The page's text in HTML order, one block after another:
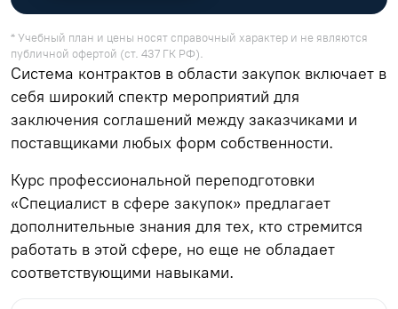
* Учебный план и цены носят справочный характер и не являются
публичной офертой (ст. 437 ГК РФ).
Система контрактов в области закупок включает в
себя широкий спектр мероприятий для
заключения соглашений между заказчиками и
поставщиками любых форм собственности.
Курс профессиональной переподготовки
«Специалист в сфере закупок» предлагает
дополнительные знания для тех, кто стремится
работать в этой сфере, но еще не обладает
соответствующими навыками.